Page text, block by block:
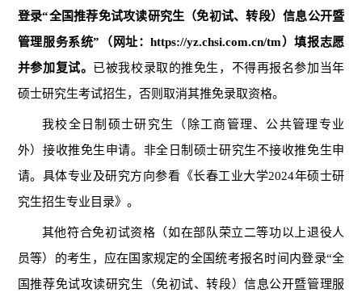
登录“全国推荐免试攻读研究生（免初试、转段）信息公开暨
管理服务系统”（网址：https://yz.chsi.com.cn/tm）填报志愿
并参加复试。
已被我校录取的推免生，不得再报名参加当年
硕士研究生考试招生，否则取消其推免录取资格。
我校全日制硕士研究生（除工商管理、公共管理专业
外）接收推免生申请。非全日制硕士研究生不接收推免生申
请。具体专业及研究方向参看《长春工业大学2024年硕士研
究生招生专业目录》。
其他符合免初试资格（如在部队荣立二等功以上退役人
员等）的考生，应在国家规定的全国统考报名时间内登录“全
国推荐免试攻读研究生（免初试、转段）信息公开暨管理服